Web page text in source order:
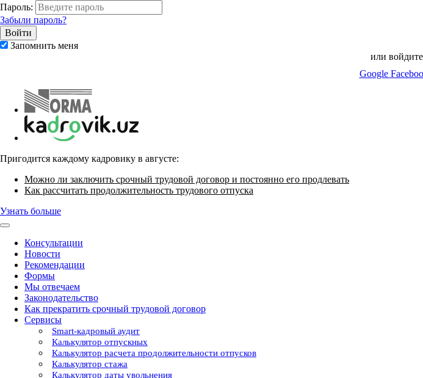
Пароль:
Забыли пароль?
Запомнить меня
или войдите
Google
Пригодится каждому кадровику в августе:
Можно ли заключить срочный трудовой договор и постоянно его продлевать
Как рассчитать продолжительность трудового отпуска
Узнать больше
Консультации
Новости
Рекомендации
Формы
Мы отвечаем
Законодательство
Как прекратить срочный трудовой договор
Сервисы
Smart-кадровый аудит
Калькулятор отпускных
Калькулятор расчета продолжительности отпусков
Калькулятор стажа
Калькулятор даты увольнения